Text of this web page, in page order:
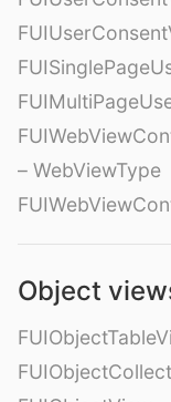
– WebViewType
Object